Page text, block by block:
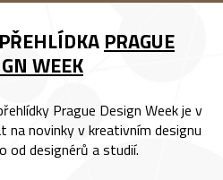
PRAGUE
WEEK
Prague Design Week je v
na novinky v kreativním designu
od designérů a studií.